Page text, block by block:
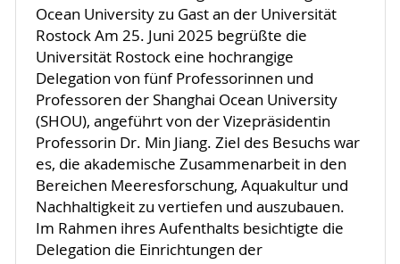
Ocean University zu Gast an der Universität
Rostock Am 25. Juni 2025 begrüßte die
Universität Rostock eine hochrangige
Delegation von fünf Professorinnen und
Professoren der Shanghai Ocean University
(SHOU), angeführt von der Vizepräsidentin
Professorin Dr. Min Jiang. Ziel des Besuchs war
es, die akademische Zusammenarbeit in den
Bereichen Meeresforschung, Aquakultur und
Nachhaltigkeit zu vertiefen und auszubauen.
Im Rahmen ihres Aufenthalts besichtigte die
Delegation die Einrichtungen der